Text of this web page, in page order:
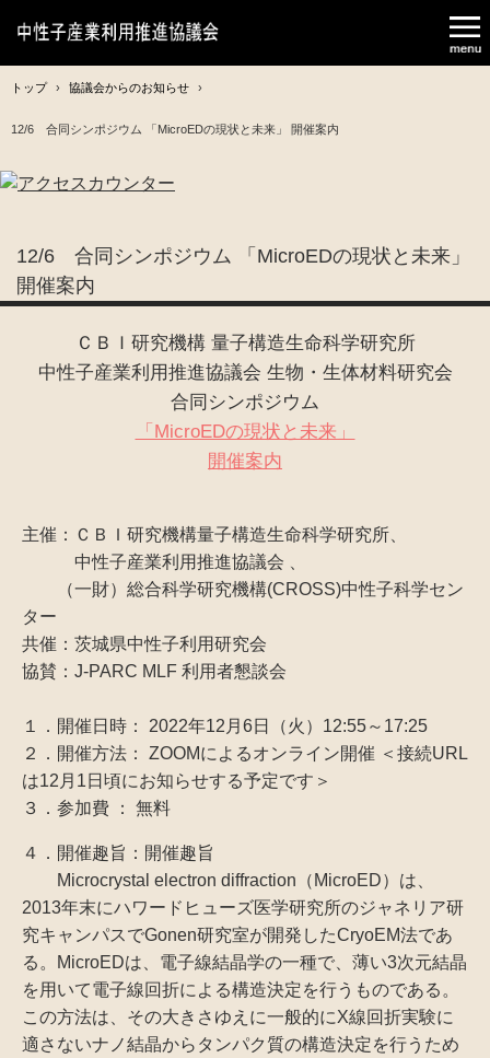
トップ › 協議会からのお知らせ ›
12/6 合同シンポジウム 「MicroEDの現状と未来」 開催案内
12/6 合同シンポジウム 「MicroEDの現状と未来」
開催案内
ＣＢＩ研究機構 量子構造生命科学研究所
中性子産業利用推進協議会 生物・生体材料研究会
合同シンポジウム
「MicroEDの現状と未来」
開催案内
主催：ＣＢＩ研究機構量子構造生命科学研究所、
中性子産業利用推進協議会 、
（一財）総合科学研究機構(CROSS)中性子科学セン
ター
共催：茨城県中性子利用研究会
協賛：J-PARC MLF 利用者懇談会
１．開催日時： 2022年12月6日（火）12:55～17:25
２．開催方法： ZOOMによるオンライン開催 ＜接続URL
は12月1日頃にお知らせする予定です＞
３．参加費 ： 無料
４．開催趣旨：開催趣旨
Microcrystal electron diffraction（MicroED）は、
2013年末にハワードヒューズ医学研究所のジャネリア研
究キャンパスでGonen研究室が開発したCryoEM法であ
る。MicroEDは、電子線結晶学の一種で、薄い3次元結晶
を用いて電子線回折による構造決定を行うものである。
この方法は、その大きさゆえに一般的にX線回折実験に
適さないナノ結晶からタンパク質の構造決定を行うため